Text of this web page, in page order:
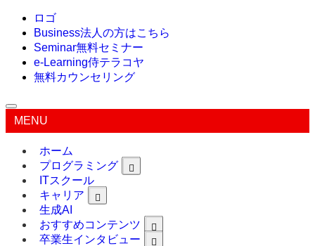
ロゴ
Business法人の方はこちら
Seminar無料セミナー
e-Learning侍テラコヤ
無料カウンセリング
MENU
ホーム
プログラミング
ITスクール
キャリア
生成AI
おすすめコンテンツ
卒業生インタビュー